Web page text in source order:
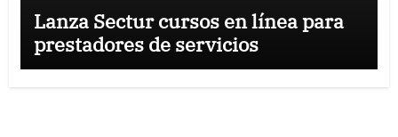
Lanza Sectur cursos en línea para
prestadores de servicios